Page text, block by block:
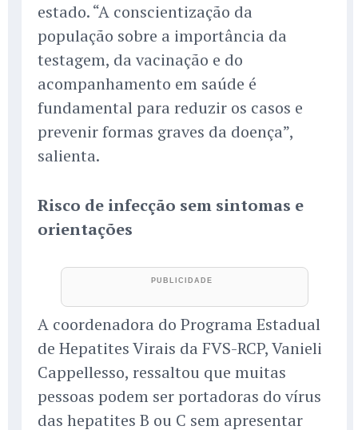
estado. “A conscientização da
população sobre a importância da
testagem, da vacinação e do
acompanhamento em saúde é
fundamental para reduzir os casos e
prevenir formas graves da doença”,
salienta.
Risco de infecção sem sintomas e
orientações
A coordenadora do Programa Estadual
de Hepatites Virais da FVS-RCP, Vanieli
Cappellesso, ressaltou que muitas
pessoas podem ser portadoras do vírus
das hepatites B ou C sem apresentar